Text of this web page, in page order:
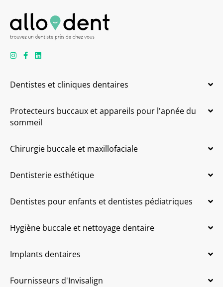
Dentistes et cliniques dentaires
Protecteurs buccaux et appareils pour l'apnée du
sommeil
Chirurgie buccale et maxillofaciale
Dentisterie esthétique
Dentistes pour enfants et dentistes pédiatriques
Hygiène buccale et nettoyage dentaire
Implants dentaires
Fournisseurs d'Invisalign